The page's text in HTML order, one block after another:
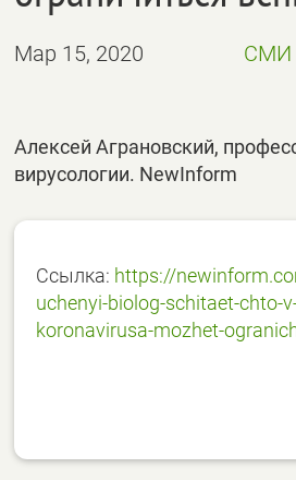
Мар 15, 2020 СМИ
Алексей Аграновский,
вирусологии. NewInform
Ссылка: https://
uchenyi-biolog-schitaet-chto-
koronavirusa-mozhet-